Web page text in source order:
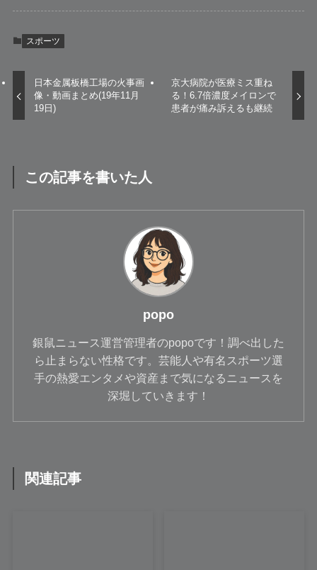
スポーツ
日本金属板橋工場の火事画
像・動画まとめ(19年11月
19日)
京大病院が医療ミス重ね
る！6.7倍濃度メイロンで
患者が痛み訴えるも継続
この記事を書いた人
popo
銀鼠ニュース運営管理者のpopoです！調べ出した
ら止まらない性格です。芸能人や有名スポーツ選
手の熱愛エンタメや資産まで気になるニュースを
深堀していきます！
関連記事